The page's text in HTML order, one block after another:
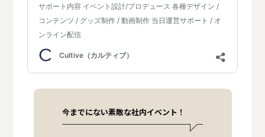
今までにない素敵な社内イベント！